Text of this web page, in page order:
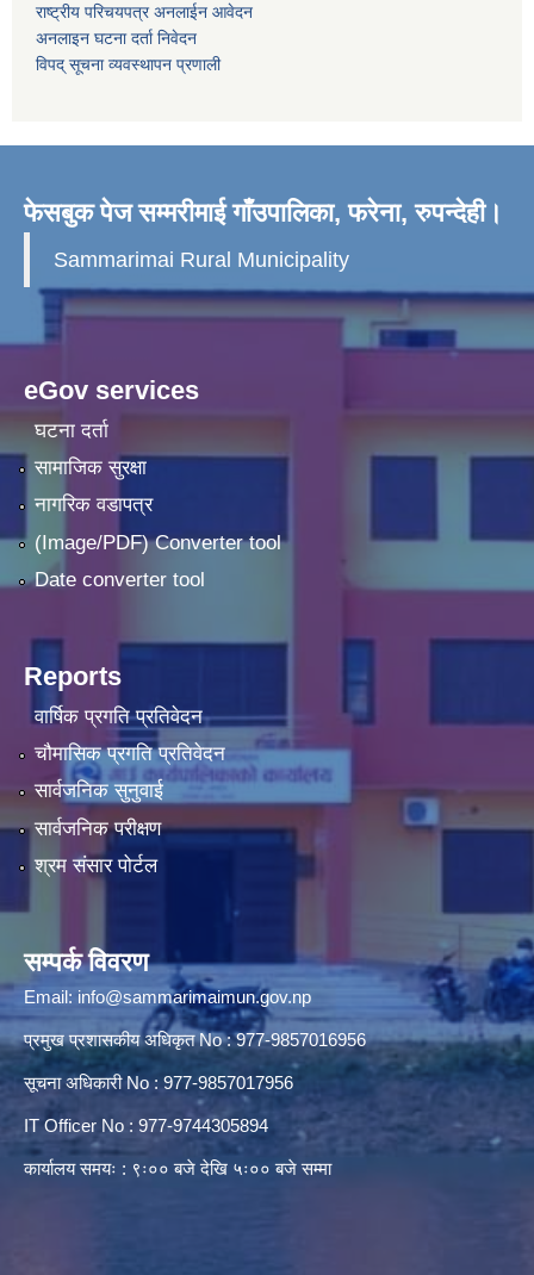
राष्ट्रीय परिचयपत्र अनलाईन आवेदन
अनलाइन घटना दर्ता निवेदन
विपद् सूचना व्यवस्थापन प्रणाली
फेसबुक पेज सम्मरीमाई गाँउपालिका, फरेना, रुपन्देही।
Sammarimai Rural Municipality
eGov services
घटना दर्ता
सामाजिक सुरक्षा
नागरिक वडापत्र
(Image/PDF) Converter tool
Date converter tool
Reports
वार्षिक प्रगति प्रतिवेदन
चौमासिक प्रगति प्रतिवेदन
सार्वजनिक सुनुवाई
सार्वजनिक परीक्षण
श्रम संसार पोर्टल
सम्पर्क विवरण
Email: info@sammarimaimun.gov.np
प्रमुख प्रशासकीय अधिकृत No : 977-9857016956
सूचना अधिकारी No : 977-9857017956
IT Officer No : 977-9744305894
कार्यालय समयः : ९ः०० बजे देखि ५ः०० बजे सम्मा